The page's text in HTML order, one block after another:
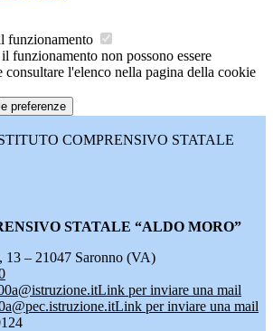
funzionamento
funzionamento non possono essere
l'elenco nella pagina della cookie
preferenze
COMPRENSIVO STATALE
STATALE “ALDO MORO”
13 – 21047 Saronno (VA)
Link per inviare una mail
Link per inviare una mail